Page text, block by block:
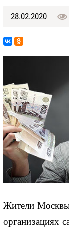
28.02.2020
Жители
организациях